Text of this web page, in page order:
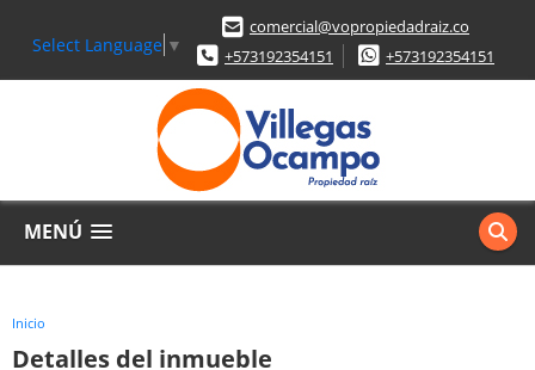
Select Language ▼
comercial@vopropiedadraiz.co
+573192354151
+573192354151
MENÚ
Inicio
Detalles del inmueble